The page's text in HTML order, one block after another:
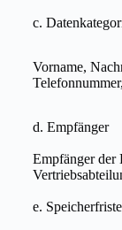
c.
Vorname,
d. Empfänger
Empfänger der
e.